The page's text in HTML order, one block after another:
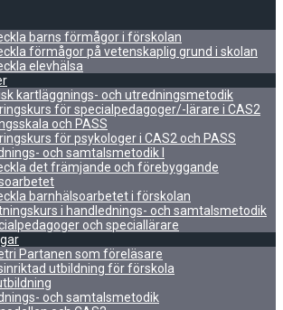
barns förmågor i förskolan
förmågor på vetenskaplig grund i skolan
elevhälsa
kartläggnings- och utredningsmetodik
för specialpedagoger/-lärare i CAS2
och PASS
för psykologer i CAS2 och PASS
och samtalsmetodik I
det främjande och förebyggande
barnhälsoarbetet i förskolan
i handlednings- och samtalsmetodik
och speciallärare
Partanen som föreläsare
utbildning för förskola
och samtalsmetodik